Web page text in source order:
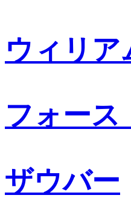
ウィリア
フォース
ザウバー